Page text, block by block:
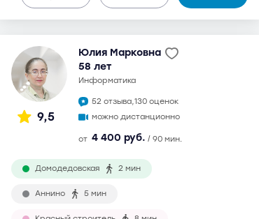
9,5
Юлия Марковна
58 лет
информатика
52 отзыва,130 оценок
можно дистанционно
от 4 400 руб. / 90 мин.
Домодедовская 2 мин
Аннино 5 мин